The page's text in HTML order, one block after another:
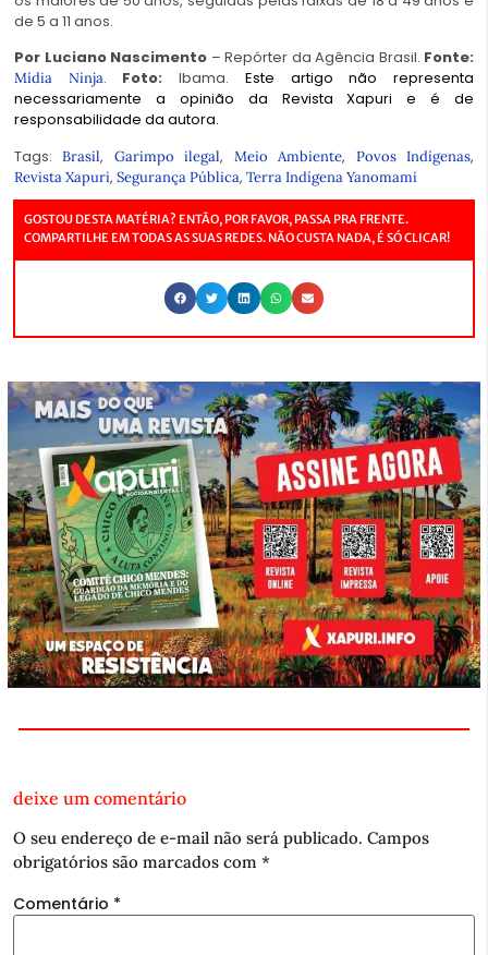
de 5 a 11 anos.
Por Luciano Nascimento – Repórter da Agência Brasil. Fonte:
Mídia Ninja. Foto:Ibama. Este artigo não representa
necessariamente a opinião da Revista Xapuri e é de
responsabilidade da autora.
Tags:Brasil, Garimpo ilegal, Meio Ambiente, Povos Indígenas,
Revista Xapuri, Segurança Pública, Terra Indígena Yanomami
GOSTOU DESTA MATÉRIA? ENTÃO, POR FAVOR, PASSA PRA FRENTE.
COMPARTILHE EM TODAS AS SUAS REDES. NÃO CUSTA NADA, É SÓ CLICAR!
deixe um comentário
O seu endereço de e-mail não será publicado. Campos
obrigatórios são marcados com *
Comentário *